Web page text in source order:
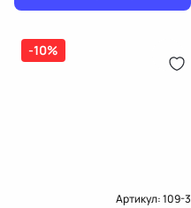
-10%
Артикул:109-3